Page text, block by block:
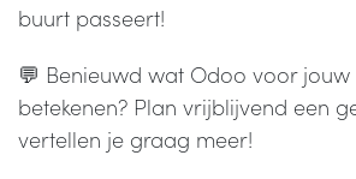
buurt passeert!
💬 Benieuwd wat Odoo voor
betekenen? Plan vrijblijvend een
vertellen je graag meer!